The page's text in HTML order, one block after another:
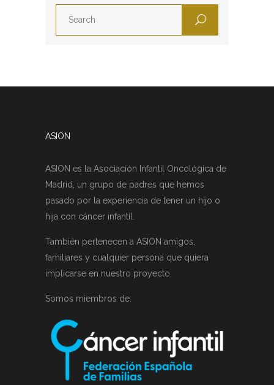
ASION
ASION es la Asociación Infantil Oncológica de
Madrid, un grupo de padres que hemos
pasado por la experiencia de tener un hijo o
hija con cáncer infantil.
También pertenecen a ASION amigos,
familiares y cualquier persona que quiera
implicarse en nuestro proyecto.
Somos miembros de: